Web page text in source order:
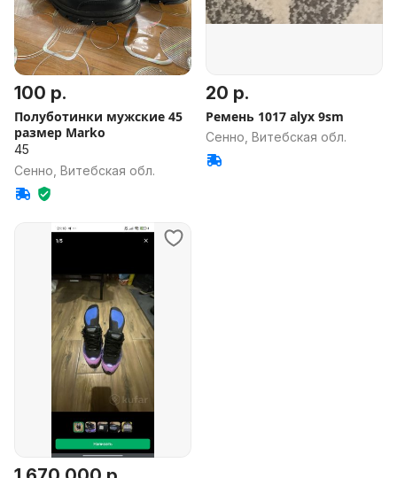
100 р.
Полуботинки мужские 45
размер Marko
45
Сенно, Витебская обл.
20 р.
Ремень 1017 alyx 9sm
Сенно, Витебская обл.